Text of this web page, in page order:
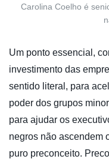
Carolina Coelho é
Um ponto essencial,
investimento das
sentido literal, para
poder dos grupos
para ajudar os
negros não ascendem
puro preconceito.